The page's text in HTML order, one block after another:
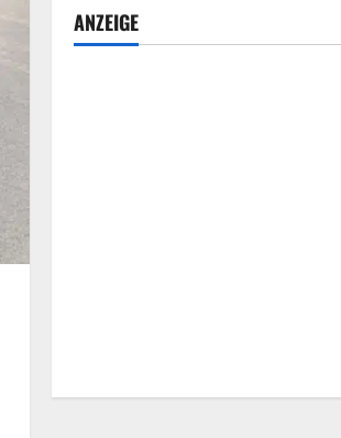
ANZEIGE